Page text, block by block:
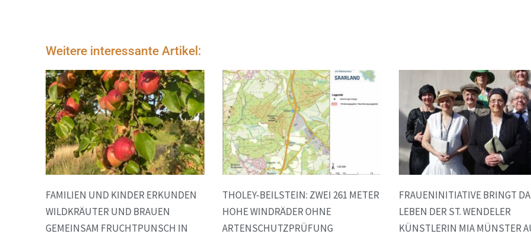
Weitere interessante Artikel:
FAMILIEN UND KINDER ERKUNDEN
WILDKRÄUTER UND BRAUEN
GEMEINSAM FRUCHTPUNSCH IN
THOLEY-BEILSTEIN: ZWEI 261 METER
HOHE WINDRÄDER OHNE
ARTENSCHUTZPRÜFUNG
FRAUENINITIATIVE BRINGT
LEBEN DER ST. WENDELER
KÜNSTLERIN MIA MÜNSTER